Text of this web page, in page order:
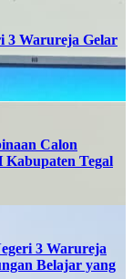
3 Warureja Gelar
Calon
Kabupaten Tegal
3 Warureja
Belajar yang